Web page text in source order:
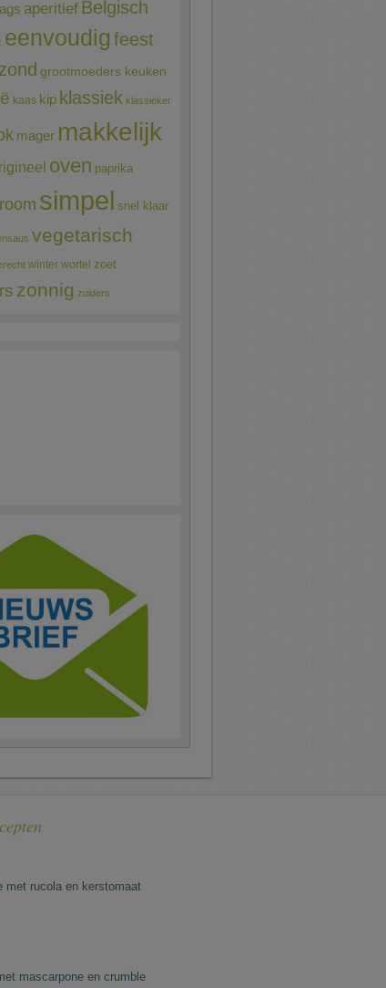
aperitief Belgisch
eenvoudigfeest
grootmoeders keuken
kaas kip klassiek klassieker
mager makkelijk
oven paprika
room simpel snel klaar
vegetarisch
winter wortel zoet
zonnig zuiders
met rucola en kerstomaat
mascarpone en crumble